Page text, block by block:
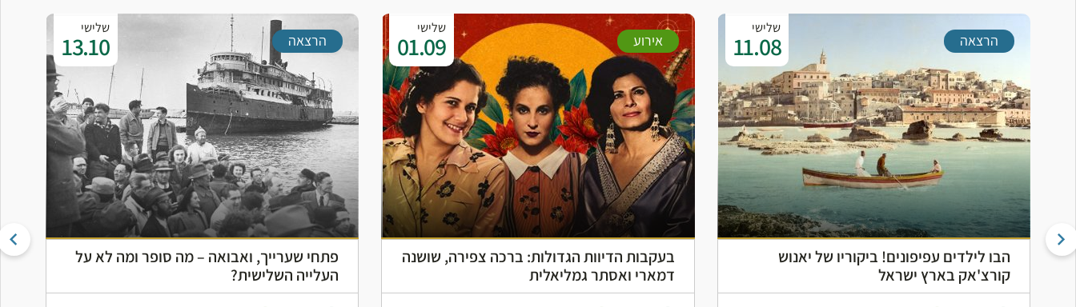
שלישי
11.08 הרצאה
הבו לילדים עפיפונים! ביקוריו של יאנוש
קורצ'אק בארץ ישראל
שלישי
01.09 אירוע
בעקבות הדיוות הגדולות: ברכה צפירה, שושנה
דמארי ואסתר גמליאלית
שלישי
13.10 הרצאה
פתחי שערייך, ואבואה – מה סופר ומה לא על
העלייה השלישית?